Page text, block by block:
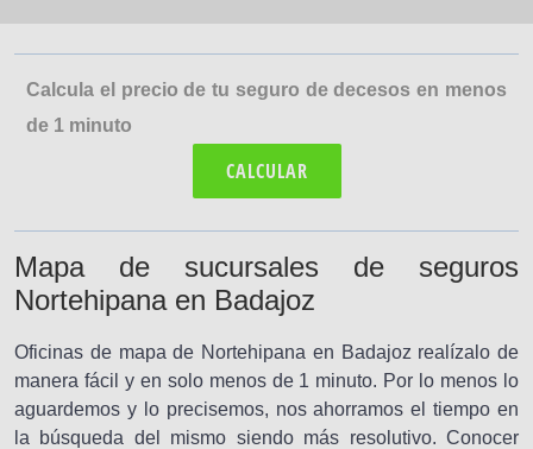
Calcula el precio de tu seguro de decesos en menos
de 1 minuto
CALCULAR
Mapa de sucursales de seguros
Nortehipana en Badajoz
Oficinas de mapa de Nortehipana en Badajoz realízalo de
manera fácil y en solo menos de 1 minuto. Por lo menos lo
aguardemos y lo precisemos, nos ahorramos el tiempo en
la búsqueda del mismo siendo más resolutivo. Conocer